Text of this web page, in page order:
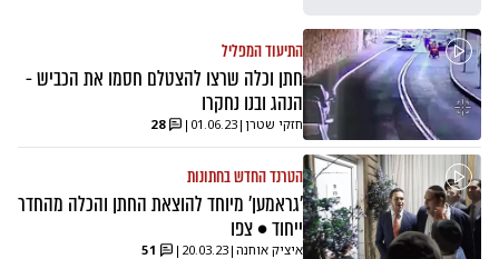
התיעוד המפליל
חתן וכלה שרצו להצטלם חסמו את הכביש -
הנהג ובנו נחקרו
חזקי שטרן |
01.06.23
|
28
הטרנד החדש בחתונות
'גראמען' מיוחד להוצאת החתן והכלה מהחדר
ייחוד • צפו
איציק אוחנה |
20.03.23
|
51